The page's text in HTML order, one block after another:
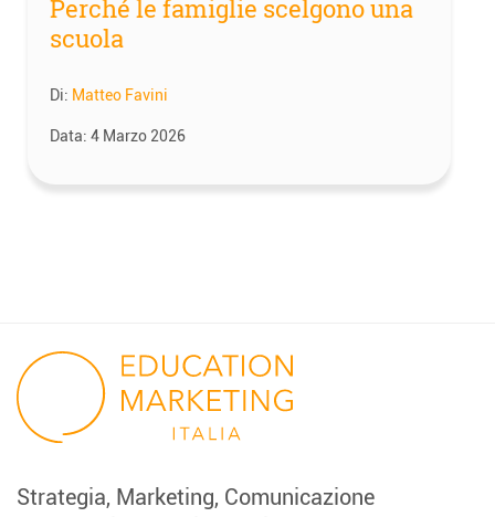
Perché le famiglie scelgono una
scuola
Di: Matteo Favini
Data: 4 Marzo 2026
Strategia, Marketing, Comunicazione